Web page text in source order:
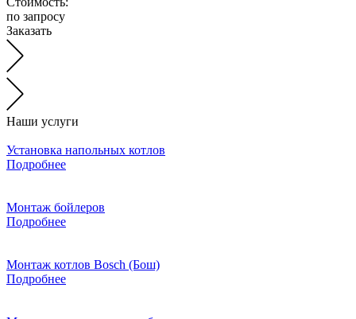
по запросу
Заказать
Наши услуги
Установка напольных котлов
Подробнее
Монтаж бойлеров
Подробнее
Монтаж котлов Bosch (Бош)
Подробнее